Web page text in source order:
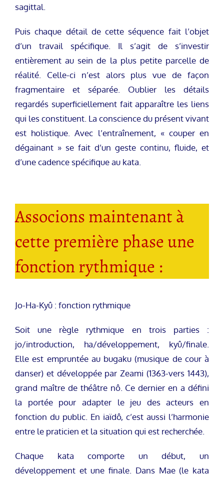
sagittal.
Puis chaque détail de cette séquence fait l’objet
d’un travail spécifique. Il s’agit de s’investir
entièrement au sein de la plus petite parcelle de
réalité. Celle-ci n’est alors plus vue de façon
fragmentaire et séparée. Oublier les détails
regardés superficiellement fait apparaître les liens
qui les constituent. La conscience du présent vivant
est holistique. Avec l’entraînement, « couper en
dégainant » se fait d’un geste continu, fluide, et
d’une cadence spécifique au kata.
Associons maintenant à
cette première phase une
fonction rythmique :
Jo-Ha-Kyû : fonction rythmique
Soit une règle rythmique en trois parties :
jo/introduction, ha/développement, kyû/finale.
Elle est empruntée au bugaku (musique de cour à
danser) et développée par Zeami (1363-vers 1443),
grand maître de théâtre nô. Ce dernier en a défini
la portée pour adapter le jeu des acteurs en
fonction du public. En iaïdô, c’est aussi l’harmonie
entre le praticien et la situation qui est recherchée.
Chaque kata comporte un début, un
développement et une finale. Dans Mae (le kata